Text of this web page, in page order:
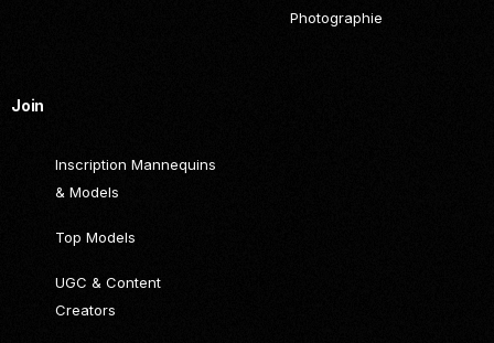
Photographie
Join
Inscription Mannequins
& Models
Top Models
UGC & Content
Creators